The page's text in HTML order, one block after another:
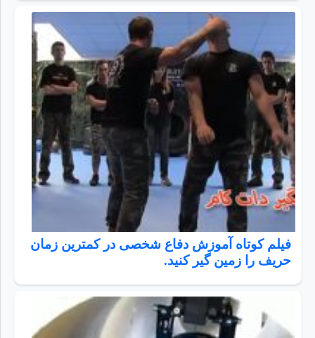
فیلم کوتاه آموزش دفاع شخصی در کمترین زمان
حریف را زمین گیر کنید.